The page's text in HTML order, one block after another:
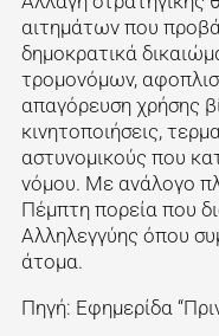
αιτημάτων που
δημοκρατικά
τρομονόμων,
απαγόρευση χρήσης
κινητοποιήσεις,
αστυνομικούς που
νόμου. Με ανάλογο
Πέμπτη πορεία που
Αλληλεγγύης όπου
άτομα.
Πηγή: Εφημερίδα